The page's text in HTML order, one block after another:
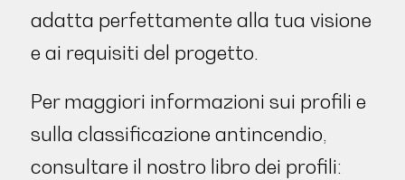
adatta perfettamente alla tua visione
e ai requisiti del progetto.
Per maggiori informazioni sui profili e
sulla classificazione antincendio,
consultare il nostro libro dei profili: